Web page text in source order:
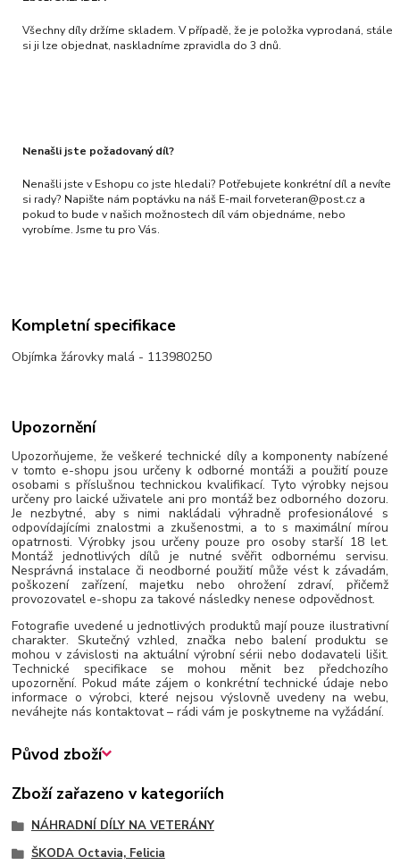
Všechny díly držíme skladem. V případě, že je položka vyprodaná, stále
si ji lze objednat, naskladníme zpravidla do 3 dnů.
Nenašli jste požadovaný díl?
Nenašli jste v Eshopu co jste hledali? Potřebujete konkrétní díl a nevíte
si rady? Napište nám poptávku na náš E-mail forveteran@post.cz a
pokud to bude v našich možnostech díl vám objednáme, nebo
vyrobíme. Jsme tu pro Vás.
Kompletní specifikace
Objímka žárovky malá - 113980250
Upozornění
Upozorňujeme, že veškeré technické díly a komponenty nabízené
v tomto e-shopu jsou určeny k odborné montáži a použití pouze
osobami s příslušnou technickou kvalifikací. Tyto výrobky nejsou
určeny pro laické uživatele ani pro montáž bez odborného dozoru.
Je nezbytné, aby s nimi nakládali výhradně profesionálové s
odpovídajícími znalostmi a zkušenostmi, a to s maximální mírou
opatrnosti. Výrobky jsou určeny pouze pro osoby starší 18 let.
Montáž jednotlivých dílů je nutné svěřit odbornému servisu.
Nesprávná instalace či neodborné použití může vést k závadám,
poškození zařízení, majetku nebo ohrožení zdraví, přičemž
provozovatel e-shopu za takové následky nenese odpovědnost.
Fotografie uvedené u jednotlivých produktů mají pouze ilustrativní
charakter. Skutečný vzhled, značka nebo balení produktu se
mohou v závislosti na aktuální výrobní sérii nebo dodavateli lišit.
Technické specifikace se mohou měnit bez předchozího
upozornění. Pokud máte zájem o konkrétní technické údaje nebo
informace o výrobci, které nejsou výslovně uvedeny na webu,
neváhejte nás kontaktovat – rádi vám je poskytneme na vyžádání.
Původ zboží
Zboží zařazeno v kategoriích
NÁHRADNÍ DÍLY NA VETERÁNY
ŠKODA Octavia, Felicia